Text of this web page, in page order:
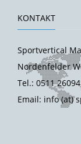
KONTAKT
Sportvertical
Nordenfelder
Tel.: 0511
Email: info (at)